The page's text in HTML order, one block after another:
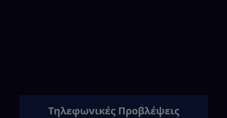
Τηλεφωνικές Προβλέψεις